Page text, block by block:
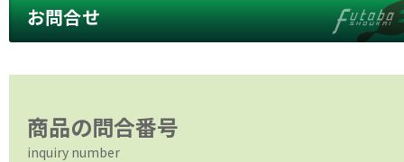
お問合せ
商品の問合番号
inquiry number